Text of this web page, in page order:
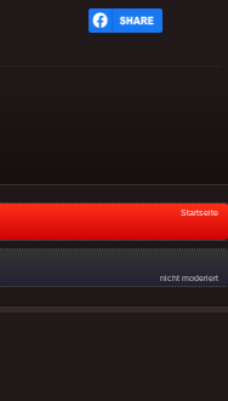
Startseite
nicht moderiert